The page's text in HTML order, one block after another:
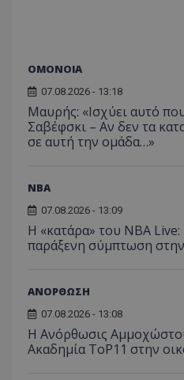
ΟΜΟΝΟΙΑ
07.08.2026 - 13:18
Μαυρής: «Ισχύει αυτό
Σαβέφσκι – Αν δεν τα
σε αυτή την ομάδα…»
NBA
07.08.2026 - 13:09
Η «κατάρα» του NBA
παράξενη σύμπτωση
ΑΝΟΡΘΩΣΗ
07.08.2026 - 13:08
Η Ανόρθωσις
Ακαδημία ToP11 στην